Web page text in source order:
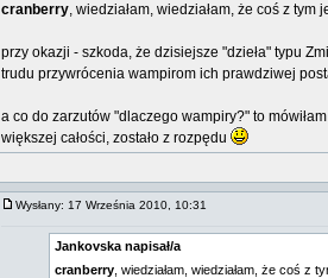
cranberry, wiedziałam, wiedziałam, że coś z
przy okazji - szkoda, że dzisiejsze "dzieła" typu
trudu przywrócenia wampirom ich prawdziwej
a co do zarzutów "dlaczego wampiry?" to
większej całości, zostało z rozpędu
Wysłany: 17 Września 2010, 10:31
Jankovska napisał/a
cranberry , wiedziałam, wiedziałam, że coś